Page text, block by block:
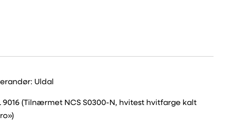
Uldal
9016 (Tilnærmet NCS S0300-N, hvitest hvitfarge kalt